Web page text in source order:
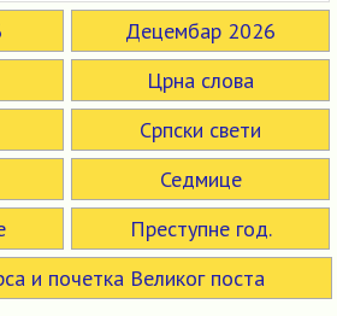
Децембар 2026
Црна слова
Српски свети
Седмице
Преступне год.
и почетка Великог поста